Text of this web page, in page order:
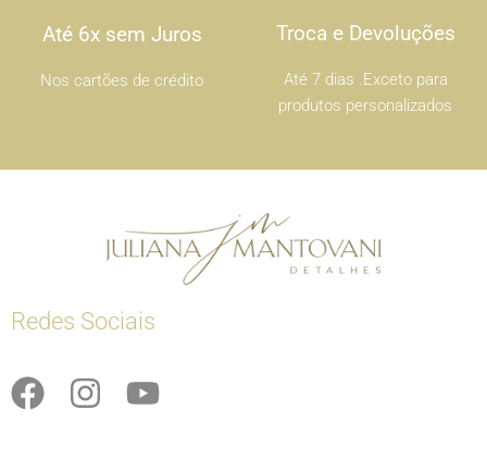
Até 6x sem Juros
Nos cartões de crédito
Troca e Devoluções
Até 7 dias .Exceto para
produtos personalizados
Redes Sociais
F
I
Y